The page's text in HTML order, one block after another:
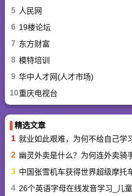
5 人民网
6 19楼论坛
7 东方财富
8 模特培训
9 华中人才网(人才市场)
10重庆电视台
精选文章
1 就业如此艰难，为何不给自己学
2 幽灵外卖是什么？为何连外卖骑
3 中国张雪机车获得世界超级摩托
4 26个英语字母在线发音学习_儿